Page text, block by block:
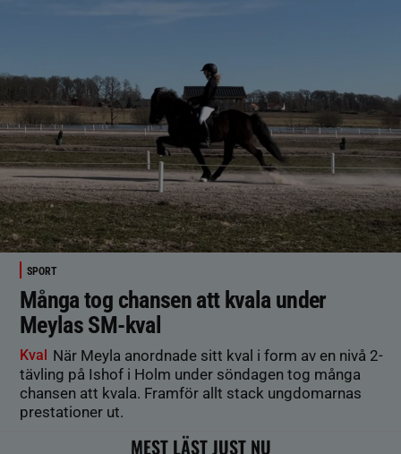
SPORT
Många tog chansen att kvala under
Meylas SM-kval
Kval När Meyla anordnade sitt kval i form av en nivå 2-
tävling på Ishof i Holm under söndagen tog många
chansen att kvala. Framför allt stack ungdomarnas
prestationer ut.
MEST LÄST JUST NU